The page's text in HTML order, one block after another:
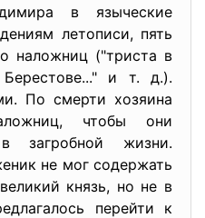
в языческие
летописи, пять
наложниц ("триста в
и т. д.).
По смерти хозяина
чтобы они
загробной жизни.
не мог содержать
князь, но не в
перейти к